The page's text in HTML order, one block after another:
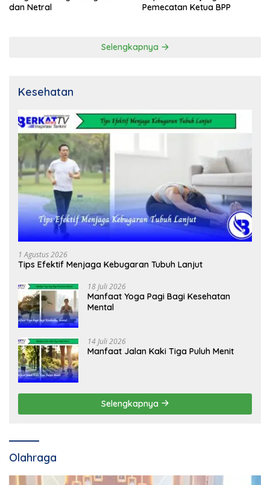
dan Netral
Pemecatan Ketua BPP
Selengkapnya
Kesehatan
1 Agustus 2026
Tips Efektif Menjaga Kebugaran Tubuh Lanjut
18 Juli 2026
Manfaat Yoga Pagi Bagi Kesehatan
Mental
14 Juli 2026
Manfaat Jalan Kaki Tiga Puluh Menit
Selengkapnya
Olahraga